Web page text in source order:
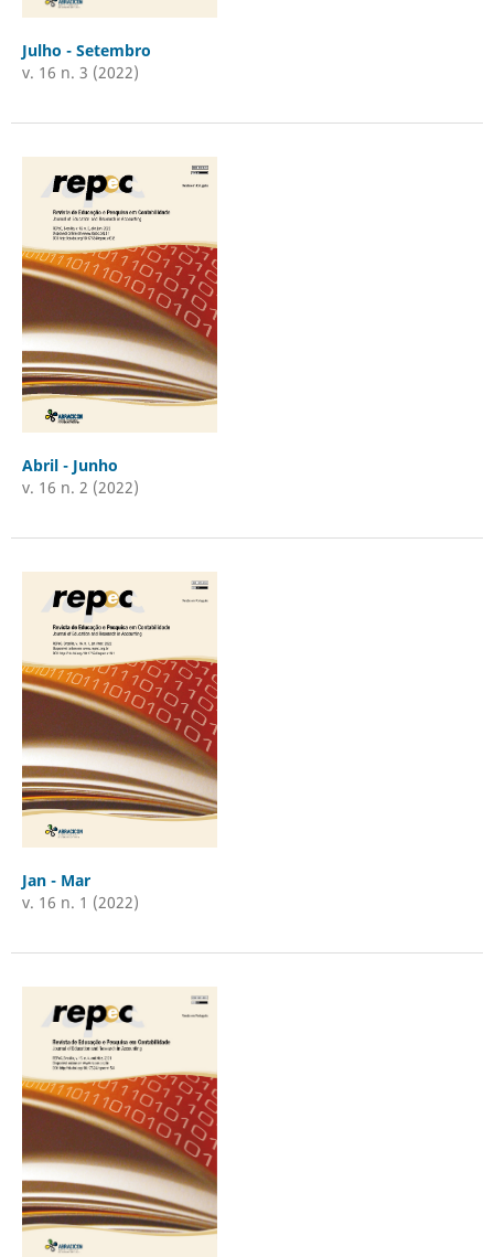
Julho - Setembro
v. 16 n. 3 (2022)
Abril - Junho
v. 16 n. 2 (2022)
Jan - Mar
v. 16 n. 1 (2022)